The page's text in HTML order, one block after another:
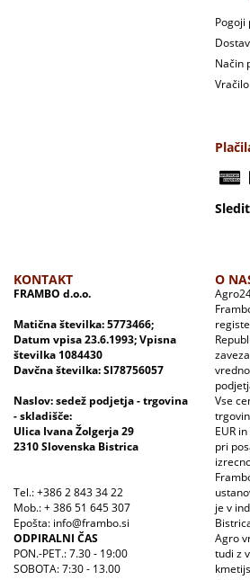
Pogoji
Način
KONTAKT
FRAMBO d.o.o.
Matična številka: 5773466;
Datum vpisa 23.6.1993; Vpisna
številka 1084430
Davčna številka: SI78756057
Naslov: sedež podjetja - trgovina
- skladišče:
Ulica Ivana Žolgerja 29
2310 Slovenska Bistrica
Tel.: +386 2 843 34 22
Mob.: + 386 51 645 307
Epošta: info@frambo.si
ODPIRALNI ČAS
PON.-PET.: 7.30 - 19:00
SOBOTA: 7:30 - 13.00
O
Vse
EUR
pri
je v
Agro
tudi z